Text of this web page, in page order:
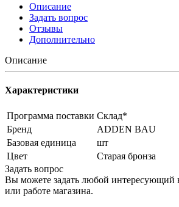
Описание
Задать вопрос
Отзывы
Дополнительно
Описание
Характеристики
Программа поставки Склад*
Бренд
ADDEN BAU
Базовая единица
шт
Цвет
Старая бронза
Задать вопрос
Вы можете задать любой интересующий
или работе магазина.